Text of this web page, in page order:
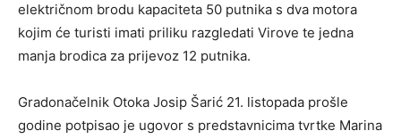
električnom brodu kapaciteta 50 putnika s dva motora
kojim će turisti imati priliku razgledati Virove te jedna
manja brodica za prijevoz 12 putnika.
Gradonačelnik Otoka Josip Šarić 21. listopada prošle
godine potpisao je ugovor s predstavnicima tvrtke Marina